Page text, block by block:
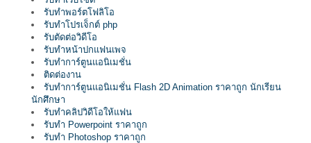
รับทำพอร์ตโฟลิโอ
รับทำโปรเจ็กต์ php
รับตัดต่อวิดีโอ
รับทำหน้าปกแฟนเพจ
รับทำการ์ตูนแอนิเมชั่น
ติดต่องาน
รับทำการ์ตูนแอนิเมชั่น Flash 2D Animation ราคาถูก นักเรียน
นักศึกษา
รับทำคลิปวิดีโอให้แฟน
รับทำ Powerpoint ราคาถูก
รับทำ Photoshop ราคาถูก